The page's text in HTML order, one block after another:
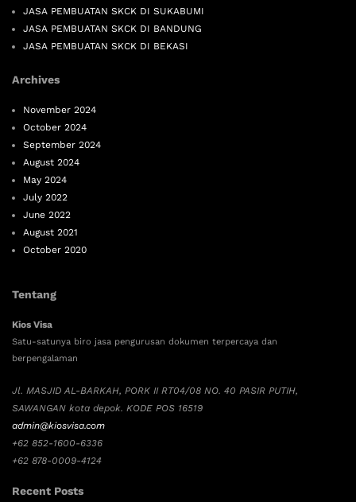
JASA PEMBUATAN SKCK DI SUKABUMI
JASA PEMBUATAN SKCK DI BANDUNG
JASA PEMBUATAN SKCK DI BEKASI
Archives
November 2024
October 2024
September 2024
August 2024
May 2024
July 2022
June 2022
August 2021
October 2020
Tentang
Kios Visa
Satu-satunya biro jasa pengurusan dokumen terpercaya dan
berpengalaman
Jl. MASJID AL-BARKAH, PORK II RT04/08 NO. 40 PASIR PUTIH,
SAWANGAN kota depok. KODE POS 16519
admin@kiosvisa.com
+62 852-1600-6336
+62 878-0009-4124
Recent Posts